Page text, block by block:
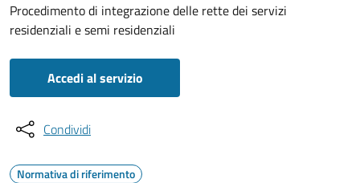
Procedimento di integrazione delle rette dei servizi
residenziali e semi residenziali
Accedi al servizio
Condividi
Normativa di riferimento